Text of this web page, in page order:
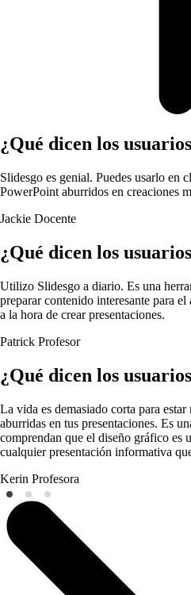
¿Qué dicen los
Slidesgo es genial. Puedes usarlo en
PowerPoint aburridos en creaciones
Jackie Docente
¿Qué dicen los
Utilizo Slidesgo a diario. Es una
preparar contenido interesante para
a la hora de crear presentaciones.
Patrick Profesor
¿Qué dicen los
La vida es demasiado corta para
aburridas en tus presentaciones. Es
comprendan que el diseño gráfico es
cualquier presentación informativa
Kerin Profesora